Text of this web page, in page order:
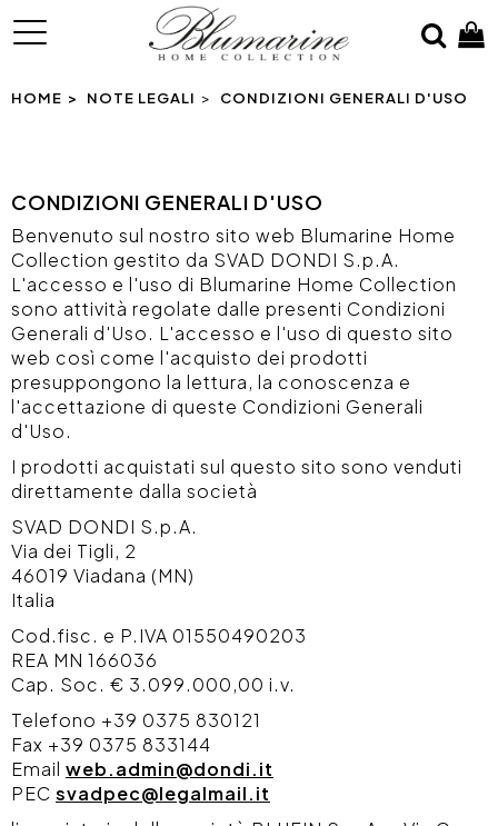
MENU
HOME NOTE LEGALI CONDIZIONI GENERALI D'USO
CONDIZIONI GENERALI D'USO
Benvenuto sul nostro sito web Blumarine Home
Collection gestito da SVAD DONDI S.p.A.
L'accesso e l'uso di Blumarine Home Collection
sono attività regolate dalle presenti Condizioni
Generali d'Uso. L'accesso e l'uso di questo sito
web così come l'acquisto dei prodotti
presuppongono la lettura, la conoscenza e
l'accettazione di queste Condizioni Generali
d'Uso.
I prodotti acquistati sul questo sito sono venduti
direttamente dalla società
SVAD DONDI S.p.A.
Via dei Tigli, 2
46019 Viadana (MN)
Italia
Cod.fisc. e P.IVA 01550490203
REA MN 166036
Cap. Soc. € 3.099.000,00 i.v.
Telefono +39 0375 830121
Fax +39 0375 833144
Email web.admin@dondi.it
PEC svadpec@legalmail.it